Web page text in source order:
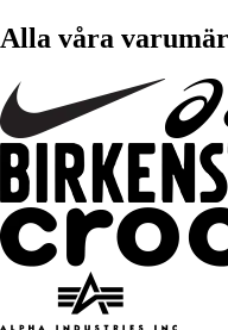
Alla våra